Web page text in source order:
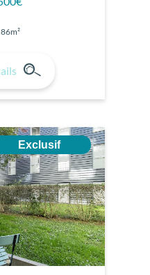
Exclusif